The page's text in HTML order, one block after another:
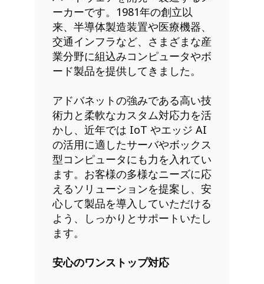
ーカーです。1981年の創立以
来、半導体製造装置や医療機器、
交通インフラなど、さまざまな産
業分野に組込みコンピュータやボ
ード製品を提供してきました。
アドバネットの強みである高い技
術力と柔軟なカスタム対応力を活
かし、近年では IoT やエッジ AI
の活用に適したサーバやボックス
型コンピュータにも力を入れてい
ます。お客様の多様なニーズに応
えるソリューションを提案し、安
心して製品を導入していただける
よう、しっかりとサポートいたし
ます。
安心のワンストップ対応